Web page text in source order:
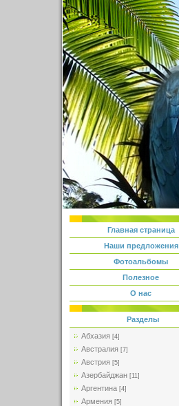
Главная страница
Наши предложения
Фотоальбомы
Полезное
О нас
Разделы
Абхазия [4]
Австралия [7]
Австрия [5]
Азербайджан [11]
Аргентина [4]
Армения [5]